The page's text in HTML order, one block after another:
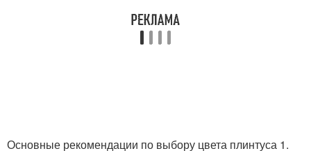
Основные рекомендации по выбору цвета плинтуса 1.